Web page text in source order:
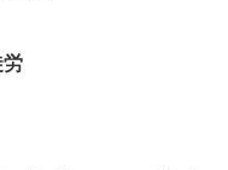
労